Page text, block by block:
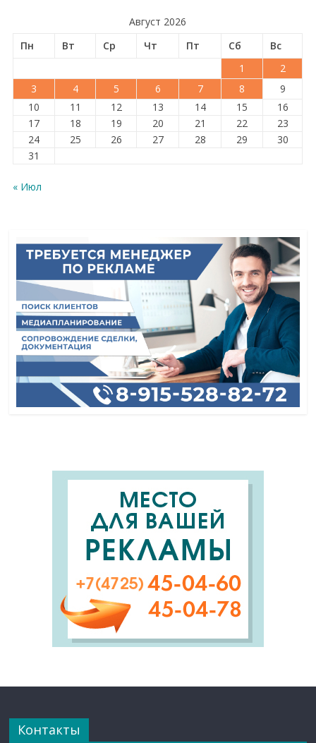
Август 2026
Пн
Вт Ср Чт Пт Сб
Вс
1
2
3
4 5 6 7 8
9
10
11 12 13 14 15
16
17
18 19 20 21 22
23
24
25 26 27 28 29
30
31
« Июл
Контакты